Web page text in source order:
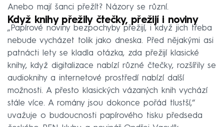
Anebo mají šanci přežít? Názory se různí.
Když knihy přežily čtečky, přežijí i noviny
„Papírové noviny bezpochyby přežijí, i když jich třeba
nebude vycházet tolik jako dneska. Před nějakými asi
patnácti lety se kladla otázka, zda přežijí klasické
knihy, když digitalizace nabízí různé čtečky, rozšířily se
audioknihy a internetové prostředí nabízí další
možnosti. A přesto klasických vázaných knih vychází
stále více. A romány jsou dokonce pořád tlustší,“
uvažuje o budoucnosti papírového tisku předseda